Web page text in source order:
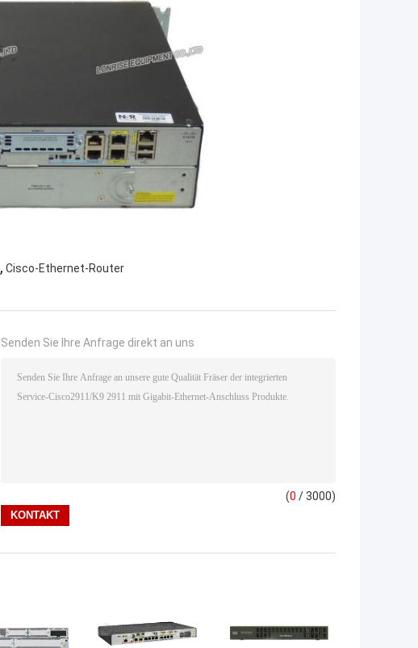
, Cisco-Ethernet-Router
Senden Sie Ihre Anfrage direkt an uns
(0 / 3000)